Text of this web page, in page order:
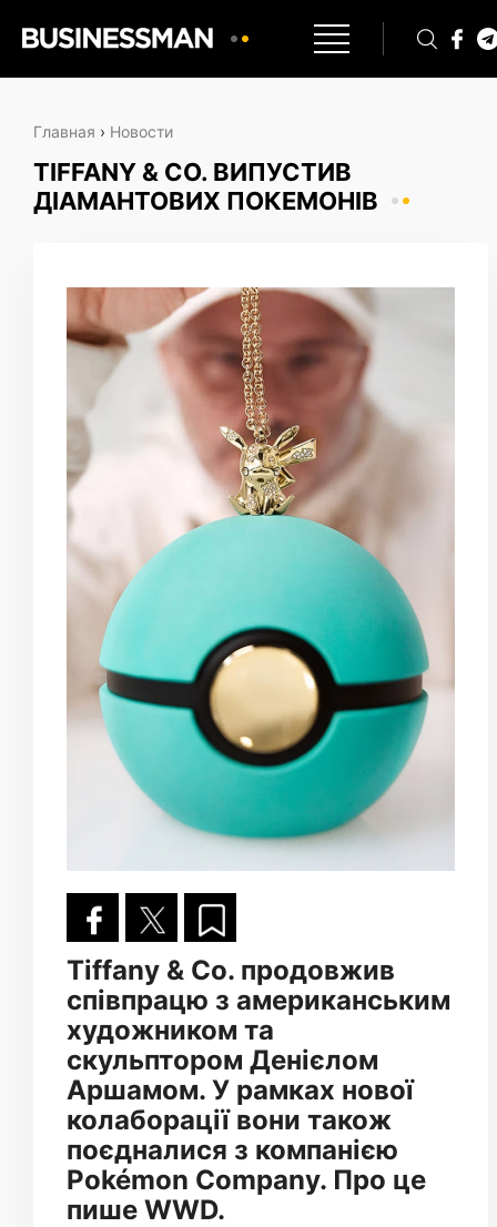
Главная › Новости
TIFFANY & CO. ВИПУСТИВ
ДІАМАНТОВИХ ПОКЕМОНІВ
Tiffany & Co. продовжив
співпрацю з американським
художником та
скульптором Денієлом
Аршамом. У рамках нової
колаборації вони також
поєдналися з компанією
Pokémon Company. Про це
пише WWD.